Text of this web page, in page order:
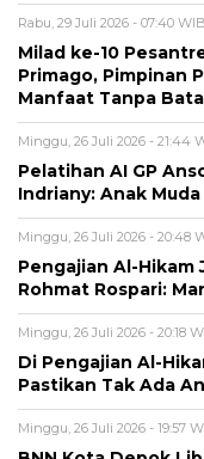
Rabu, 29 Juli 2026 - 07:40 WIB
Milad ke-10
Primago, Pimpinan
Manfaat Tanpa
Minggu, 26 Juli 2026 - 21:44
Pelatihan AI GP
Indriany: Anak
Minggu, 26 Juli 2026 - 20:48
Pengajian Al-Hikam
Rohmat Rospari:
Minggu, 26 Juli 2026 - 20:18
Di Pengajian Al-
Pastikan Tak Ada
Minggu, 26 Juli 2026 - 19:57